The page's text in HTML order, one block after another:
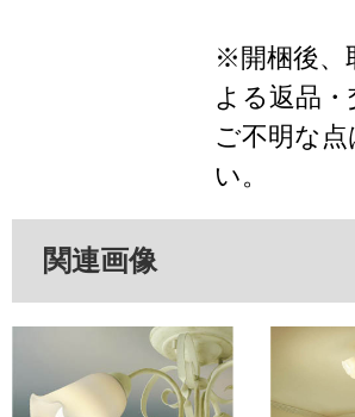
※開梱後、
よる返品
ご不明な
い。
関連画像